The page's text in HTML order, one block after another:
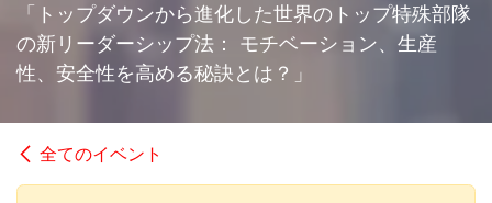
「トップダウンから進化した世界のトップ特殊部隊
の新リーダーシップ法： モチベーション、生産
性、安全性を高める秘訣とは？」
全てのイベント